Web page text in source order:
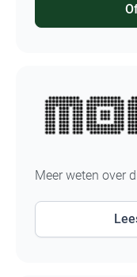
Meer weten over